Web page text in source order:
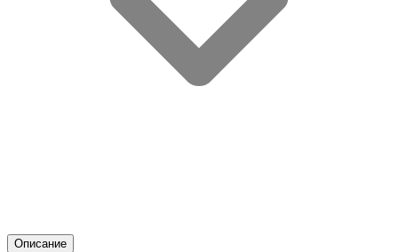
Описание